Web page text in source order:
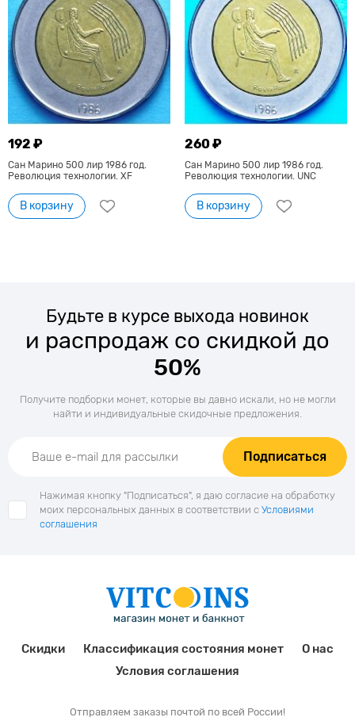
192 ₽
Сан Марино 500 лир 1986 год.
Революция технологии. XF
В корзину
260 ₽
Сан Марино 500 лир 1986 год.
Революция технологии. UNC
В корзину
Будьте в курсе выхода новинок
и распродаж со скидкой до
50%
Получите подборки монет, которые вы давно искали, но не могли
найти и индивидуальные скидочные предложения.
Подписаться
Нажимая кнопку "Подписаться", я даю согласие на обработку
моих персональных данных в соответствии с Условиями
соглашения
Скидки Классификация состояния монет
О нас
Условия соглашения
Отправляем заказы почтой по всей России!